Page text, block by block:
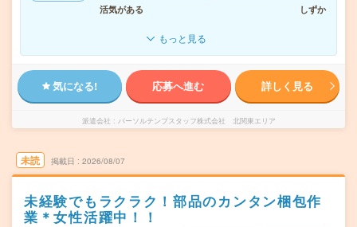
活気がある
しずか
もっと見る
気になる! 応募へ進む 詳しく見る
派遣会社 パーソルテンプスタッフ株式会社 北関東エリア
未読 掲載日 2026/08/07
未経験でもラクラク！部品のカンタン梱包作
業＊女性活躍中！！